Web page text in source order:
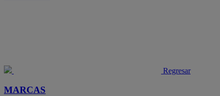
Regresar
MARCAS